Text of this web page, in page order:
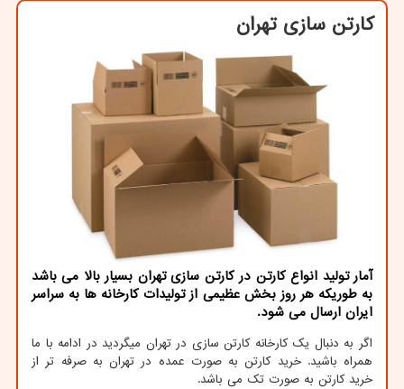
کارتن سازی تهران
آمار تولید انواع کارتن در کارتن سازی تهران بسیار بالا می باشد
به طوریکه هر روز بخش عظیمی از تولیدات کارخانه ها به سراسر
ایران ارسال می شود.
اگر به دنبال یک کارخانه کارتن سازی در تهران میگردید در ادامه با ما
همراه باشید. خرید کارتن به صورت عمده در تهران به صرفه تر از
خرید کارتن به صورت تک می باشد.